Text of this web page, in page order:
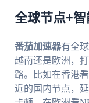
全球节点+
番茄加速器有全
越南还是欧洲，
路。比如在香港
近的国内节点，